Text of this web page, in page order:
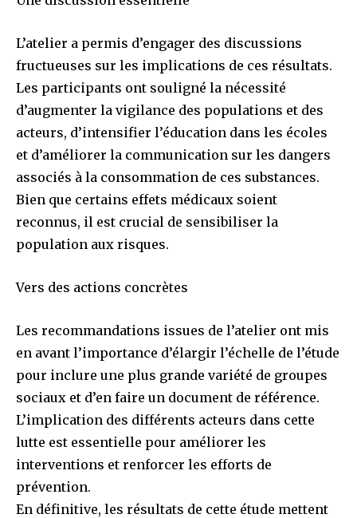
L’atelier a permis d’engager des discussions
fructueuses sur les implications de ces résultats.
Les participants ont souligné la nécessité
d’augmenter la vigilance des populations et des
acteurs, d’intensifier l’éducation dans les écoles
et d’améliorer la communication sur les dangers
associés à la consommation de ces substances.
Bien que certains effets médicaux soient
reconnus, il est crucial de sensibiliser la
population aux risques.
Vers des actions concrètes
Les recommandations issues de l’atelier ont mis
en avant l’importance d’élargir l’échelle de l’étude
pour inclure une plus grande variété de groupes
sociaux et d’en faire un document de référence.
L’implication des différents acteurs dans cette
lutte est essentielle pour améliorer les
interventions et renforcer les efforts de
prévention.
En définitive, les résultats de cette étude mettent